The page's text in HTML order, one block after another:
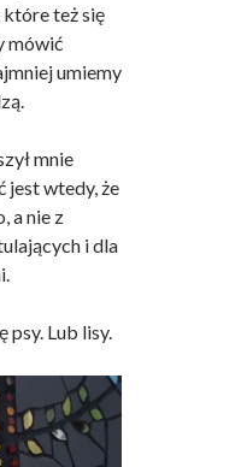
też się
mówić
umiemy
mnie
jest wtedy, że
a nie z
i dla
psy. Lub lisy.